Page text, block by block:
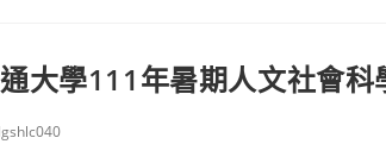
大學111年暑期人文社會科